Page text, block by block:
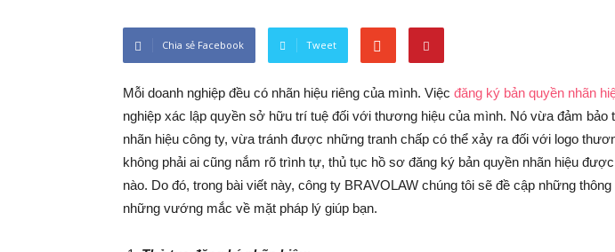
Chia sẻ Facebook Tweet
Mỗi doanh nghiệp đều có nhãn hiệu riêng của mình. Việc đăng ký bản quyền nhãn
nghiệp xác lập quyền sở hữu trí tuệ đối với thương hiệu của mình. Nó vừa đảm bảo
nhãn hiệu công ty, vừa tránh được những tranh chấp có thể xảy ra đối với logo
không phải ai cũng nắm rõ trình tự, thủ tục hồ sơ đăng ký bản quyền nhãn hiệu
nào. Do đó, trong bài viết này, công ty BRAVOLAW chúng tôi sẽ đề cập những
những vướng mắc về mặt pháp lý giúp bạn.